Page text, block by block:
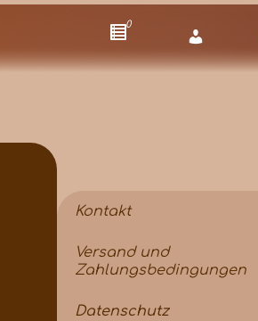
0
Kontakt
Versand und
Zahlungsbedingungen
Datenschutz